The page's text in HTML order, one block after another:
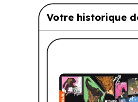
Votre historique
Liste de